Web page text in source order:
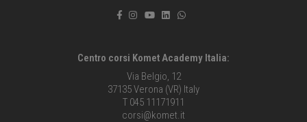
Centro corsi Komet Academy Italia:
Via Belgio, 12
37135 Verona (VR) Italy
T 045 11171911
corsi@komet.it